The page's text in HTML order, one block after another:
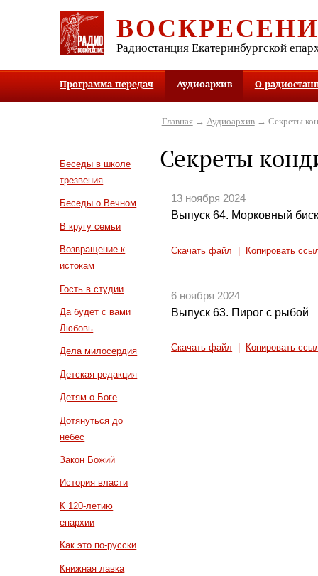
Радиостанция Екатеринбургской
Программа передач Аудиоархив О
Беседы в школе
трезвения
Беседы о Вечном
В кругу семьи
Возвращение к
истокам
Гость в студии
Да будет с вами
Любовь
Дела милосердия
Детская редакция
Детям о Боге
Дотянуться до
небес
Закон Божий
История власти
К 120-летию
епархии
Как это по-русски
Книжная лавка
Главная→ Аудиоархив→ Секреты
Секреты
13 ноября 2024
Выпуск 64. Морковный
Скачать файл Копировать
6 ноября 2024
Выпуск 63. Пирог с рыбой
Скачать файл Копировать